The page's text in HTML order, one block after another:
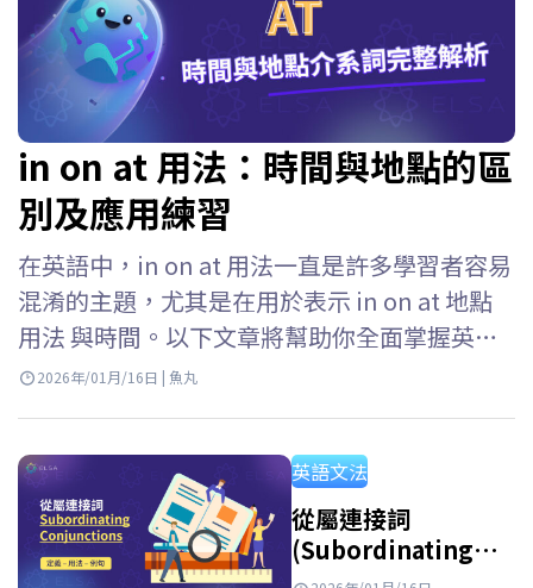
in on at 用法：時間與地點的區
別及應用練習
在英語中，in on at 用法一直是許多學習者容易
混淆的主題，尤其是在用於表示 in on at 地點
用法 與時間。以下文章將幫助你全面掌握英語
中in on at 的用法，依不同語境加以區分，並透
2026年/01月/16日 | 魚丸
英語文法
從屬連接詞
(Subordinating
Conjunctions): 最